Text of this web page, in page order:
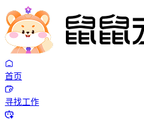
首页
寻找工作